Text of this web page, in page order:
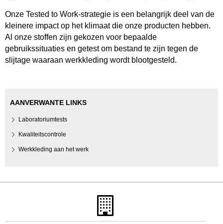
Onze Tested to Work-strategie is een belangrijk deel van de
kleinere impact op het klimaat die onze producten hebben.
Al onze stoffen zijn gekozen voor bepaalde
gebruikssituaties en getest om bestand te zijn tegen de
slijtage waaraan werkkleding wordt blootgesteld.
AANVERWANTE LINKS
Laboratoriumtests
Kwaliteitscontrole
Werkkleding aan het werk